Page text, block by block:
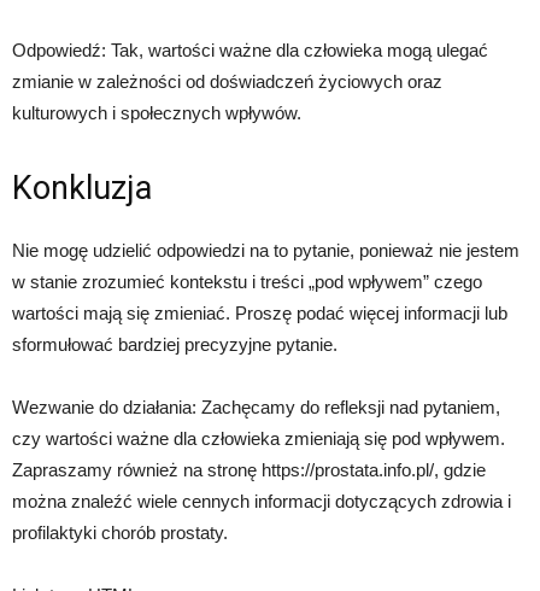
Odpowiedź: Tak, wartości ważne dla człowieka mogą ulegać
zmianie w zależności od doświadczeń życiowych oraz
kulturowych i społecznych wpływów.
Konkluzja
Nie mogę udzielić odpowiedzi na to pytanie, ponieważ nie jestem
w stanie zrozumieć kontekstu i treści „pod wpływem” czego
wartości mają się zmieniać. Proszę podać więcej informacji lub
sformułować bardziej precyzyjne pytanie.
Wezwanie do działania: Zachęcamy do refleksji nad pytaniem,
czy wartości ważne dla człowieka zmieniają się pod wpływem.
Zapraszamy również na stronę https://prostata.info.pl/, gdzie
można znaleźć wiele cennych informacji dotyczących zdrowia i
profilaktyki chorób prostaty.